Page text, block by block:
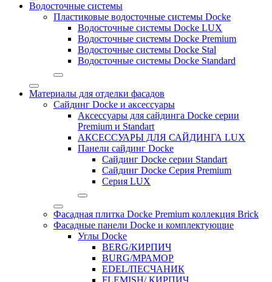
Водосточные системы
Пластиковые водосточные системы Docke
Водосточные системы Docke LUX
Водосточные системы Docke Premium
Водосточные системы Docke Stal
Водосточные системы Docke Standard
Материалы для отделки фасадов
Сайдинг Docke и аксессуары
Аксессуары для сайдинга Docke серии
Premium и Standart
АКСЕССУАРЫ ДЛЯ САЙДИНГА LUX
Панели сайдинг Docke
Cайдинг Docke серии Standart
Сайдинг Docke Серия Premium
Серия LUX
Фасадная плитка Docke Premium коллекция Brick
Фасадные панели Docke и комплектующие
Углы Docke
BERG/КИРПИЧ
BURG/МРАМОР
EDEL/ПЕСЧАНИК